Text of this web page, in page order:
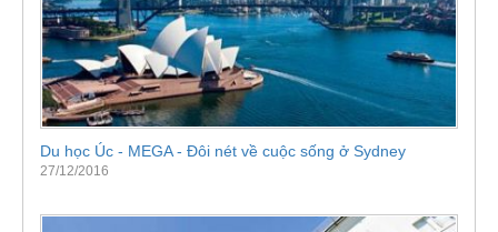
Du học Úc - MEGA - Đôi nét về cuộc sống ở Sydney
27/12/2016